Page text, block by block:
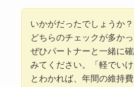
いかがだったでしょうか？
どちらのチェックが多かっ
ぜひパートナーと一緒に
みてください。「軽でいけ
とわかれば、年間の維持